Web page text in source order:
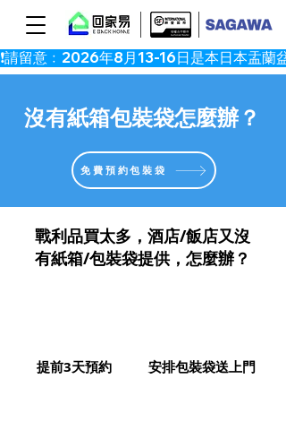
​沒有紙箱包裝袋怎麼辦？
免費預約包裝袋
戰利品買太多，酒店/飯店又沒
有紙箱/包裝袋提供，怎麼辦？
提前3天預約 安排包裝袋送上門